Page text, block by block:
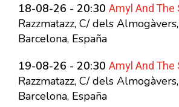
18-08-26 - 20:30 Amyl And
Razzmatazz, C/ dels
Barcelona, España
19-08-26 - 20:30 Amyl And
Razzmatazz, C/ dels
Barcelona, España